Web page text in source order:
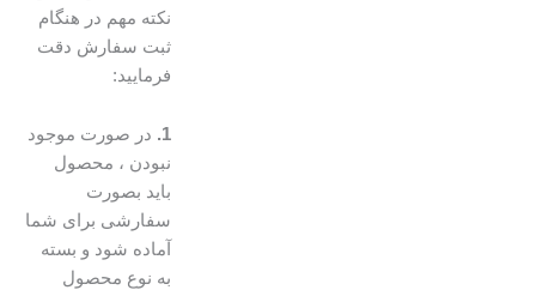
نکته مهم در هنگام
ثبت سفارش دقت
فرمایید:
در صورت موجود
نبودن ، محصول
باید بصورت
سفارشی برای شما
آماده شود و بسته
به نوع محصول